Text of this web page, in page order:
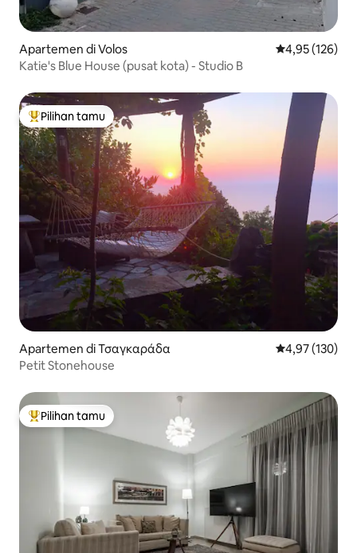
Apartemen di Volos Nilai rata-rata
4,95 (126)
Katie's Blue House (pusat kota) - Studio B
Pilihan tamu terpopuler
Pilihan tamu
Apartemen di Τσαγκαράδα Nilai rata-rata
4,97 (130)
Petit Stonehouse
Pilihan tamu terpopuler
Pilihan tamu